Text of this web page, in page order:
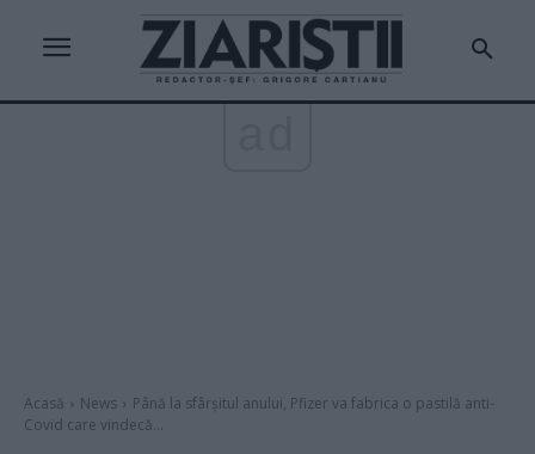
Acasă News
Până la sfârșitul anului, Pfizer va fabrica o pastilă anti-
Covid care vindecă...